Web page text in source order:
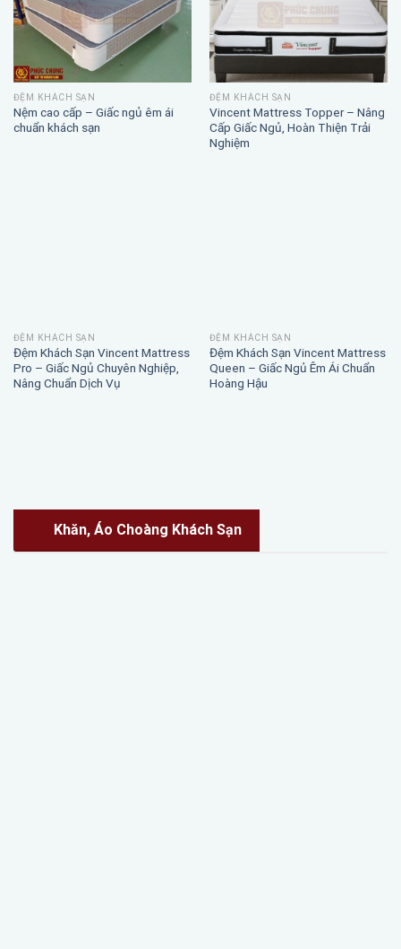
ĐỆM KHÁCH SẠN
Nệm cao cấp – Giấc ngủ êm ái
chuẩn khách sạn
ĐỆM KHÁCH SẠN
Vincent Mattress Topper – Nâng
Cấp Giấc Ngủ, Hoàn Thiện Trải
Nghiệm
ĐỆM KHÁCH SẠN
Đệm Khách Sạn Vincent Mattress
Pro – Giấc Ngủ Chuyên Nghiệp,
Nâng Chuẩn Dịch Vụ
ĐỆM KHÁCH SẠN
Đệm Khách Sạn Vincent Mattress
Queen – Giấc Ngủ Êm Ái Chuẩn
Hoàng Hậu
Khăn, Áo Choàng Khách Sạn